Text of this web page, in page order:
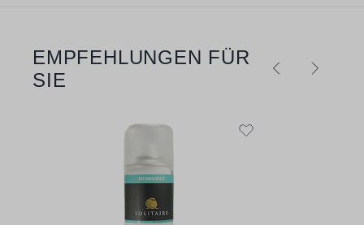
Produktgalerie überspringen
EMPFEHLUNGEN FÜR
SIE